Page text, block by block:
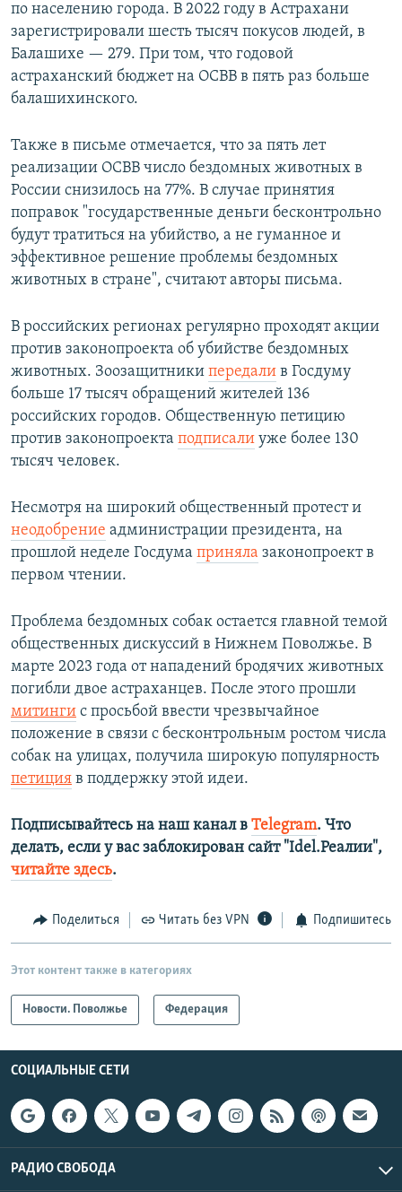
по населению города. В 2022 году в Астрахани
зарегистрировали шесть тысяч покусов людей, в
Балашихе — 279. При том, что годовой
астраханский бюджет на ОСВВ в пять раз больше
балашихинского.
Также в письме отмечается, что за пять лет
реализации ОСВВ число бездомных животных в
России снизилось на 77%. В случае принятия
поправок "государственные деньги бесконтрольно
будут тратиться на убийство, а не гуманное и
эффективное решение проблемы бездомных
животных в стране", считают авторы письма.
В российских регионах регулярно проходят акции
против законопроекта об убийстве бездомных
животных. Зоозащитники передали в Госдуму
больше 17 тысяч обращений жителей 136
российских городов. Общественную петицию
против законопроекта подписали уже более 130
тысяч человек.
Несмотря на широкий общественный протест и
неодобрение администрации президента, на
прошлой неделе Госдума приняла законопроект в
первом чтении.
Проблема бездомных собак остается главной темой
общественных дискуссий в Нижнем Поволжье. В
марте 2023 года от нападений бродячих животных
погибли двое астраханцев. После этого прошли
митинги с просьбой ввести чрезвычайное
положение в связи с бесконтрольным ростом числа
собак на улицах, получила широкую популярность
петиция в поддержку этой идеи.
Подписывайтесь на наш канал в Telegram. Что
делать, если у вас заблокирован сайт "Idel.Реалии",
читайте здесь.
Поделиться Читать без VPN Подпишитесь
Этот контент также в категориях
Новости. Поволжье Федерация
СОЦИАЛЬНЫЕ СЕТИ
РАДИО СВОБОДА